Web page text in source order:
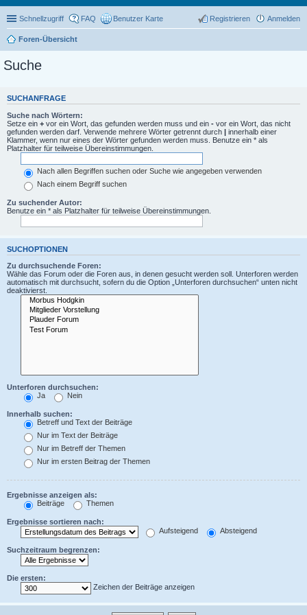
Schnellzugriff FAQ Benutzer Karte Anmelden
Registrieren
Foren-Übersicht
Suche
SUCHANFRAGE
Suche nach Wörtern:
Setze ein + vor ein Wort, das gefunden werden muss und ein - vor ein Wort, das nicht
gefunden werden darf. Verwende mehrere Wörter getrennt durch | innerhalb einer
Klammer, wenn nur eines der Wörter gefunden werden muss. Benutze ein * als
Platzhalter für teilweise Übereinstimmungen.
Nach allen Begriffen suchen oder Suche wie angegeben verwenden
Nach einem Begriff suchen
Zu suchender Autor:
Benutze ein * als Platzhalter für teilweise Übereinstimmungen.
SUCHOPTIONEN
Zu durchsuchende Foren:
Wähle das Forum oder die Foren aus, in denen gesucht werden soll. Unterforen werden
automatisch mit durchsucht, sofern du die Option „Unterforen durchsuchen“ unten nicht
deaktivierst.
Unterforen durchsuchen:
Ja
Nein
Innerhalb suchen:
Betreff und Text der Beiträge
Nur im Text der Beiträge
Nur im Betreff der Themen
Nur im ersten Beitrag der Themen
Ergebnisse anzeigen als:
Beiträge
Themen
Ergebnisse sortieren nach:
Aufsteigend
Absteigend
Suchzeitraum begrenzen:
Die ersten:
Zeichen der Beiträge anzeigen